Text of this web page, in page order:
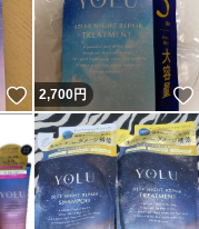
いいね！
2,700円